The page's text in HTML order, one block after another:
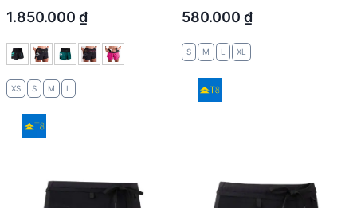
1.850.000 ₫
XS S M L
580.000 ₫
S M L XL